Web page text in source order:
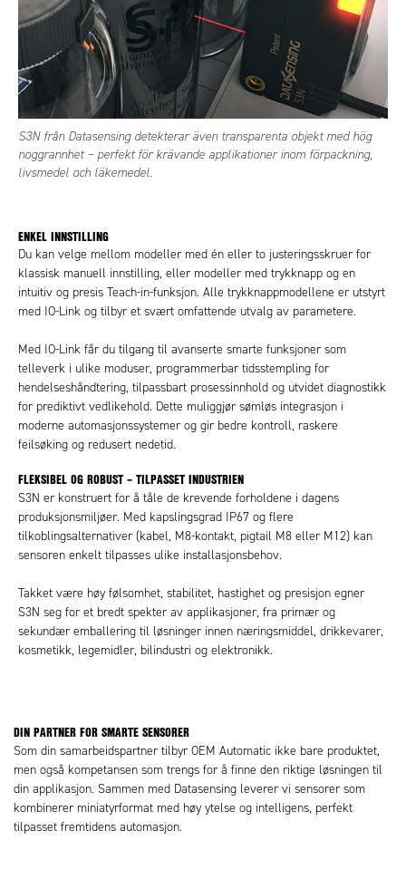
S3N från Datasensing detekterar även transparenta objekt med hög
noggrannhet – perfekt för krävande applikationer inom förpackning,
livsmedel och läkemedel.
ENKEL INNSTILLING
Du kan velge mellom modeller med én eller to justeringsskruer for
klassisk manuell innstilling, eller modeller med trykknapp og en
intuitiv og presis Teach-in-funksjon. Alle trykknappmodellene er utstyrt
med IO-Link og tilbyr et svært omfattende utvalg av parametere.
Med IO-Link får du tilgang til avanserte smarte funksjoner som
telleverk i ulike moduser, programmerbar tidsstempling for
hendelseshåndtering, tilpassbart prosessinnhold og utvidet diagnostikk
for prediktivt vedlikehold. Dette muliggjør sømløs integrasjon i
moderne automasjonssystemer og gir bedre kontroll, raskere
feilsøking og redusert nedetid.
FLEKSIBEL OG ROBUST – TILPASSET INDUSTRIEN
S3N er konstruert for å tåle de krevende forholdene i dagens
produksjonsmiljøer. Med kapslingsgrad IP67 og flere
tilkoblingsalternativer (kabel, M8-kontakt, pigtail M8 eller M12) kan
sensoren enkelt tilpasses ulike installasjonsbehov.
Takket være høy følsomhet, stabilitet, hastighet og presisjon egner
S3N seg for et bredt spekter av applikasjoner, fra primær og
sekundær emballering til løsninger innen næringsmiddel, drikkevarer,
kosmetikk, legemidler, bilindustri og elektronikk.
DIN PARTNER FOR SMARTE SENSORER
Som din samarbeidspartner tilbyr OEM Automatic ikke bare produktet,
men også kompetansen som trengs for å finne den riktige løsningen til
din applikasjon. Sammen med Datasensing leverer vi sensorer som
kombinerer miniatyrformat med høy ytelse og intelligens, perfekt
tilpasset fremtidens automasjon.